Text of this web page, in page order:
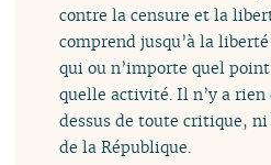
contre la censure et la
comprend jusqu’à la
qui ou n’importe quel
quelle activité. Il n’y a
dessus de toute critique,
de la République.